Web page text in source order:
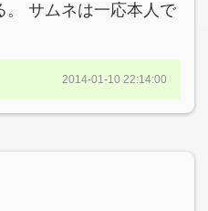
。 サムネは一応本人で
2014-01-10 22:14:00